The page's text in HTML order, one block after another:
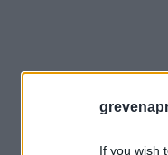
If you wish